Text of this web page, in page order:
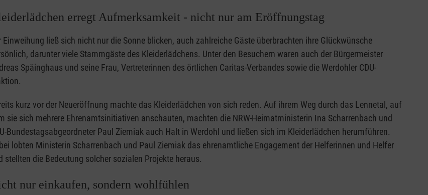
erregt Aufmerksamkeit - nicht nur am Eröffnungstag
Einweihung ließ sich nicht nur die Sonne blicken, auch zahlreiche Gäste überbrachten ihre Glückwünsche
darunter viele Stammgäste des Kleiderlädchens. Unter den Besuchern waren auch der Bürgermeister
Späinghaus und seine Frau, Vertreterinnen des örtlichen Caritas-Verbandes sowie die Werdohler CDU-
kurz vor der Neueröffnung machte das Kleiderlädchen von sich reden. Auf ihrem Weg durch das Lennetal, auf
sie sich mehrere Ehrenamtsinitiativen anschauten, machten die NRW-Heimatministerin Ina Scharrenbach und
Bundestagsabgeordneter Paul Ziemiak auch Halt in Werdohl und ließen sich im Kleiderlädchen herumführen.
lobten Ministerin Scharrenbach und Paul Ziemiak das ehrenamtliche Engagement der Helferinnen und Helfer
stellten die Bedeutung solcher sozialen Projekte heraus.
nur einkaufen, sondern wohlfühlen